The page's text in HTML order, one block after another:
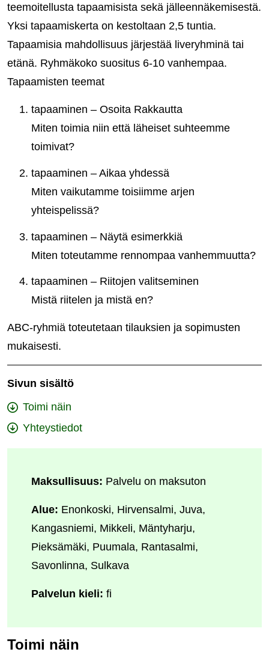
teemoitellusta tapaamisista sekä jälleennäkemisestä.
Yksi tapaamiskerta on kestoltaan 2,5 tuntia.
Tapaamisia mahdollisuus järjestää liveryhminä tai
etänä. Ryhmäkoko suositus 6-10 vanhempaa.
Tapaamisten teemat
tapaaminen – Osoita Rakkautta
Miten toimia niin että läheiset suhteemme
toimivat?
tapaaminen – Aikaa yhdessä
Miten vaikutamme toisiimme arjen
yhteispelissä?
tapaaminen – Näytä esimerkkiä
Miten toteutamme rennompaa vanhemmuutta?
tapaaminen – Riitojen valitseminen
Mistä riitelen ja mistä en?
ABC-ryhmiä toteutetaan tilauksien ja sopimusten
mukaisesti.
Sivun sisältö
Toimi näin
Yhteystiedot
Maksullisuus: Palvelu on maksuton
Alue: Enonkoski, Hirvensalmi, Juva,
Kangasniemi, Mikkeli, Mäntyharju,
Pieksämäki, Puumala, Rantasalmi,
Savonlinna, Sulkava
Palvelun kieli: fi
Toimi näin